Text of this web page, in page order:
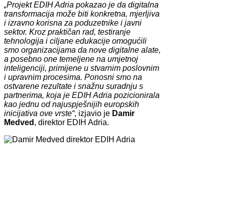
„Projekt EDIH Adria pokazao je da digitalna
transformacija može biti konkretna, mjerljiva
i izravno korisna za poduzetnike i javni
sektor. Kroz praktičan rad, testiranje
tehnologija i ciljane edukacije omogućili
smo organizacijama da nove digitalne alate,
a posebno one temeljene na umjetnoj
inteligenciji, primijene u stvarnim poslovnim
i upravnim procesima. Ponosni smo na
ostvarene rezultate i snažnu suradnju s
partnerima, koja je EDIH Adria pozicionirala
kao jednu od najuspješnijih europskih
inicijativa ove vrste“, izjavio je Damir
Medved , direktor EDIH Adria.